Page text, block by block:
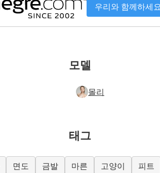
우리와 함께하세
모델
몰리
태그
면도 금발 마른 고양이 피트